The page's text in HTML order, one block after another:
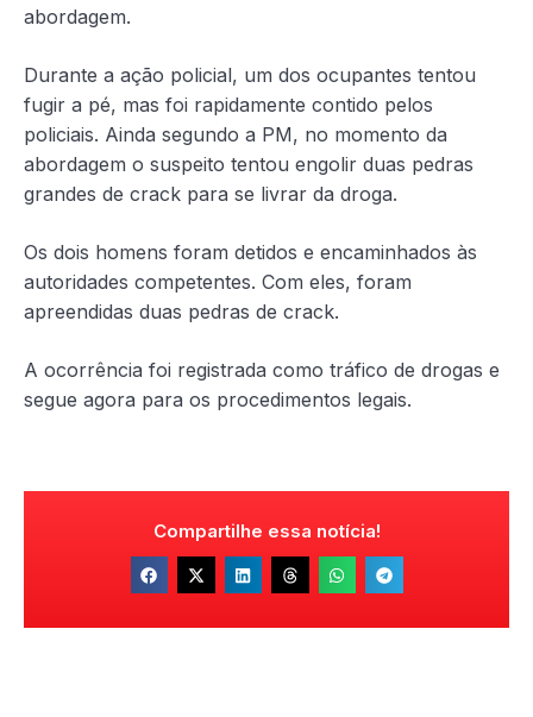
abordagem.
Durante a ação policial, um dos ocupantes tentou
fugir a pé, mas foi rapidamente contido pelos
policiais. Ainda segundo a PM, no momento da
abordagem o suspeito tentou engolir duas pedras
grandes de crack para se livrar da droga.
Os dois homens foram detidos e encaminhados às
autoridades competentes. Com eles, foram
apreendidas duas pedras de crack.
A ocorrência foi registrada como tráfico de drogas e
segue agora para os procedimentos legais.
Compartilhe essa notícia!